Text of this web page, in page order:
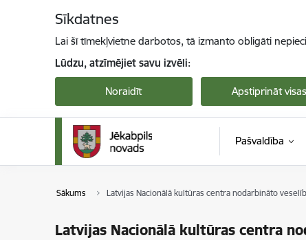
Sīkdatnes
Lai šī tīmekļvietne darbotos, tā izmanto obligāti
Lūdzu, atzīmējiet savu izvēli:
Noraidīt Apstiprināt visas
Pašvaldība
Sākums Latvijas Nacionālā kultūras centra nodarbināto
Latvijas Nacionālā kultūras centra